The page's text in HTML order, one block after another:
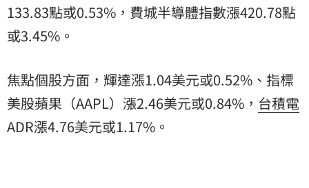
133.83點或0.53%，費城半導體指數漲420.78點
或3.45%。
焦點個股方面，輝達漲1.04美元或0.52%、指標
美股蘋果（AAPL）漲2.46美元或0.84%， 台積電
ADR漲4.76美元或1.17%。